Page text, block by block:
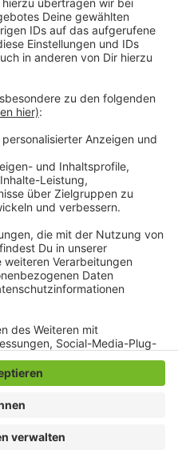
Café bekommen
einen exklusiven
interessierten
eine Plattform zur
AzubiCard
oder WhatsApp